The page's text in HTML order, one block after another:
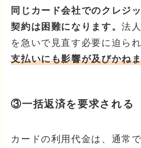
同じカード会社でのクレジ
契約は困難になります。法
を急いで見直す必要に迫られ
支払いにも影響が及びかね
③一括返済を要求される
カードの利用代金は、通常